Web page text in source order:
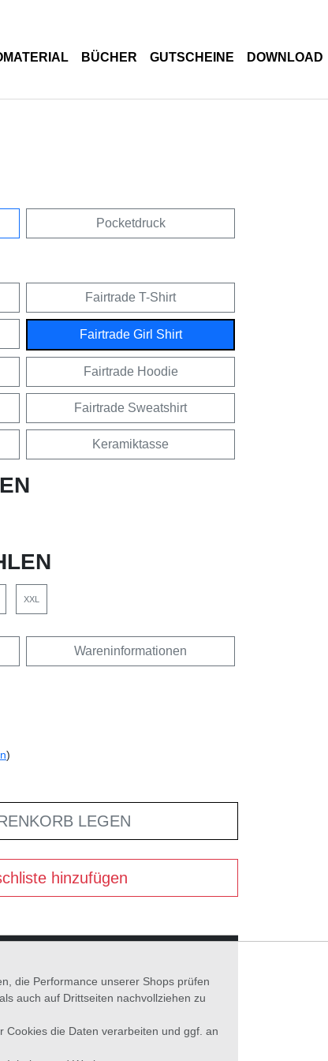
BÜCHER GUTSCHEINE DOWNLOAD
Pocketdruck
Fairtrade T-Shirt
Fairtrade Girl Shirt
Fairtrade Hoodie
Fairtrade Sweatshirt
Keramiktasse
XXL
Wareninformationen
)
LEGEN
hinzufügen
die Performance unserer Shops prüfen
auch auf Drittseiten nachvollziehen zu
Cookies die Daten verarbeiten und ggf. an